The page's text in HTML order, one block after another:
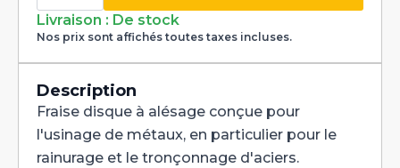
3
Tailles
Denture
DIN
885A
HSS
125X18X25,4
Livraison : De stock
Nos prix sont affichés toutes taxes incluses.
Description
Fraise disque à alésage conçue pour
l'usinage de métaux, en particulier pour le
rainurage et le tronçonnage d'aciers.